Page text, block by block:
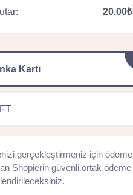
20.00₺
Kartı
gerçekleştirmeniz için ödeme
Shopierin güvenli ortak ödeme